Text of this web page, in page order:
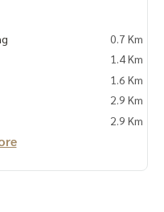
งหาริมทรัพย์ ครับ
0.7 Km
1.4 Km
1.6 Km
2.9 Km
2.9 Km